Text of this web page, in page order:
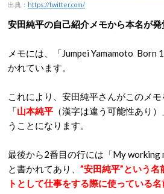
出典： https://twitter.com/
安田純平の自己紹介メモから本名が発
メモには、「Jumpei Yamamoto Born
かれています。
これにより、安田純平さんがこのメ
「山本純平 （漢字は違う可能性あり
うことになります。
最後から2番目の行には「My working
と書かれてあり、 ”安田純平”という
トとして仕事をする際に使っている名